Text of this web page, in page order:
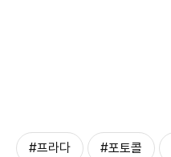
#프라다 #포토콜